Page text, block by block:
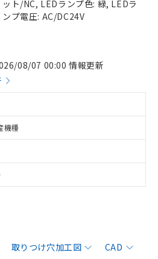
ット/NC, LEDランプ色: 緑, LEDラ
ンプ電圧: AC/DC24V
08/07 00:00 情報更新
機種
取りつけ穴加工図
CAD